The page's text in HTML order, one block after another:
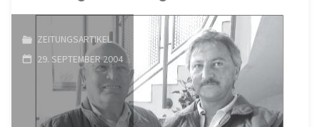
gegangen"
ZEITUNGSARTIKEL
29. SEPTEMBER 2004